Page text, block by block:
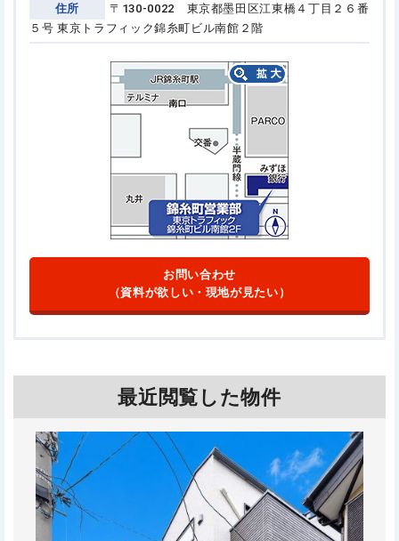
住所
〒130-0022 東京都墨田区江東橋４丁目２６番
５号 東京トラフィック錦糸町ビル南館２階
お問い合わせ
（資料が欲しい・現地が見たい）
最近閲覧した物件